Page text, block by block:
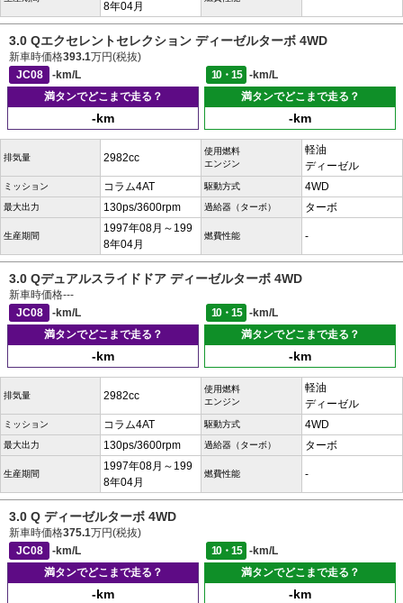
8年04月
3.0 Qエクセレントセレクション ディーゼルターボ 4WD
新車時価格393.1万円(税抜)
JC08
-km/L 10・15
-km/L
満タンでどこまで走る？
-km
満タンでどこまで走る？
-km
排気量 2982cc
使用燃料
エンジン
軽油
ディーゼル
ミッション コラム4AT 駆動方式 4WD
最大出力 130ps/3600rpm 過給器（ターボ） ターボ
生産期間
1997年08月～199
8年04月
燃費性能 -
3.0 Qデュアルスライドドア ディーゼルターボ 4WD
新車時価格---
JC08
-km/L 10・15
-km/L
満タンでどこまで走る？
-km
満タンでどこまで走る？
-km
排気量 2982cc
使用燃料
エンジン
軽油
ディーゼル
ミッション コラム4AT 駆動方式 4WD
最大出力 130ps/3600rpm 過給器（ターボ） ターボ
生産期間
1997年08月～199
8年04月
燃費性能 -
3.0 Q ディーゼルターボ 4WD
新車時価格375.1万円(税抜)
JC08
-km/L 10・15
-km/L
満タンでどこまで走る？
-km
満タンでどこまで走る？
-km